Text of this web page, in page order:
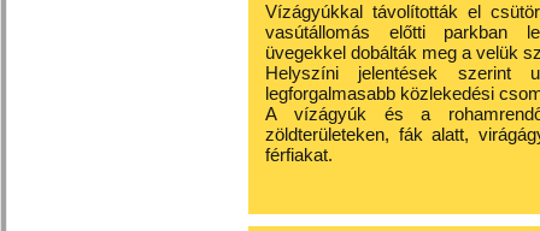
Vízágyúkkal távolították el
vasútállomás előtti parkban
üvegekkel dobálták meg a velük
Helyszíni jelentések szerint
legforgalmasabb közlekedési
A vízágyúk és a
zöldterületeken, fák alatt,
férfiakat.